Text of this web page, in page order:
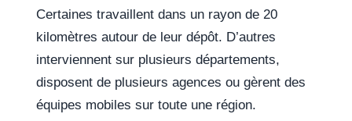
Certaines travaillent dans un rayon de 20
kilomètres autour de leur dépôt. D’autres
interviennent sur plusieurs départements,
disposent de plusieurs agences ou gèrent des
équipes mobiles sur toute une région.